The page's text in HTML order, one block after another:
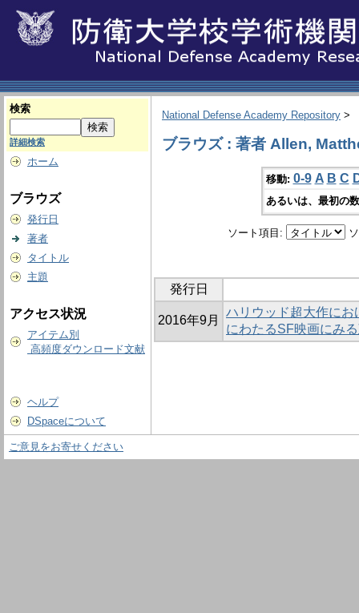
検索
詳細検索
ホーム
ブラウズ
発行日
著者
タイトル
主題
アクセス状況
アイテム別
高頻度ダウンロード文献
ヘルプ
DSpaceについて
National Defense Academy Repository >
ブラウズ : 著者 Allen,
移動: 0-9 A B C
あるいは、最初の
ソート項目:
発行日
2016年9月
ハリウッド超大作に
にわたるSF映画にみ
ご意見をお寄せください